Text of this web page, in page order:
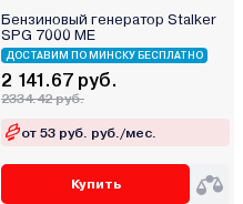
Бензиновый генератор Stalker
SPG 7000 ME
ДОСТАВИМ ПО МИНСКУ БЕСПЛАТНО
2 141.67 руб.
2334.42 руб.
от 53 руб. руб./мес.
Купить